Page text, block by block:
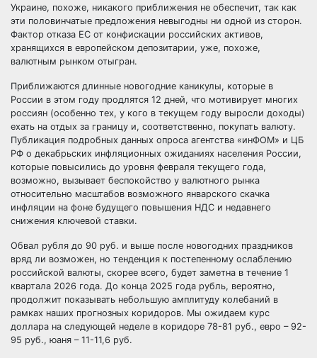
Украине, похоже, никакого приближения не обеспечит, так как
эти половинчатые предложения невыгодны ни одной из сторон.
Фактор отказа ЕС от конфискации российских активов,
хранящихся в европейском депозитарии, уже, похоже,
валютным рынком отыгран.
Приближаются длинные новогодние каникулы, которые в
России в этом году продлятся 12 дней, что мотивирует многих
россиян (особенно тех, у кого в текущем году выросли доходы)
ехать на отдых за границу и, соответственно, покупать валюту.
Публикация подробных данных опроса агентства «инФОМ» и ЦБ
РФ о декабрьских инфляционных ожиданиях населения России,
которые повысились до уровня февраля текущего года,
возможно, вызывает беспокойство у валютного рынка
относительно масштабов возможного январского скачка
инфляции на фоне будущего повышения НДС и недавнего
снижения ключевой ставки.
Обвал рубля до 90 руб. и выше после новогодних праздников
вряд ли возможен, но тенденция к постепенному ослаблению
российской валюты, скорее всего, будет заметна в течение 1
квартала 2026 года. До конца 2025 года рубль, вероятно,
продолжит показывать небольшую амплитуду колебаний в
рамках наших прогнозных коридоров. Мы ожидаем курс
доллара на следующей неделе в коридоре 78-81 руб., евро – 92-
95 руб., юаня – 11-11,6 руб.